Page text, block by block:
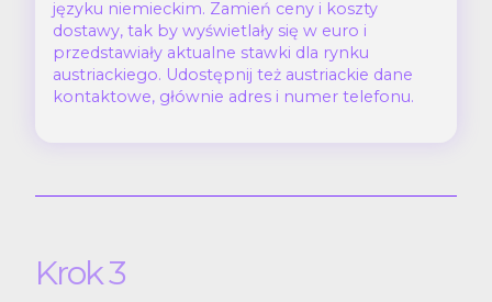
języku niemieckim. Zamień ceny i koszty
dostawy, tak by wyświetlały się w euro i
przedstawiały aktualne stawki dla rynku
austriackiego. Udostępnij też austriackie dane
kontaktowe, głównie adres i numer telefonu.
Krok 3